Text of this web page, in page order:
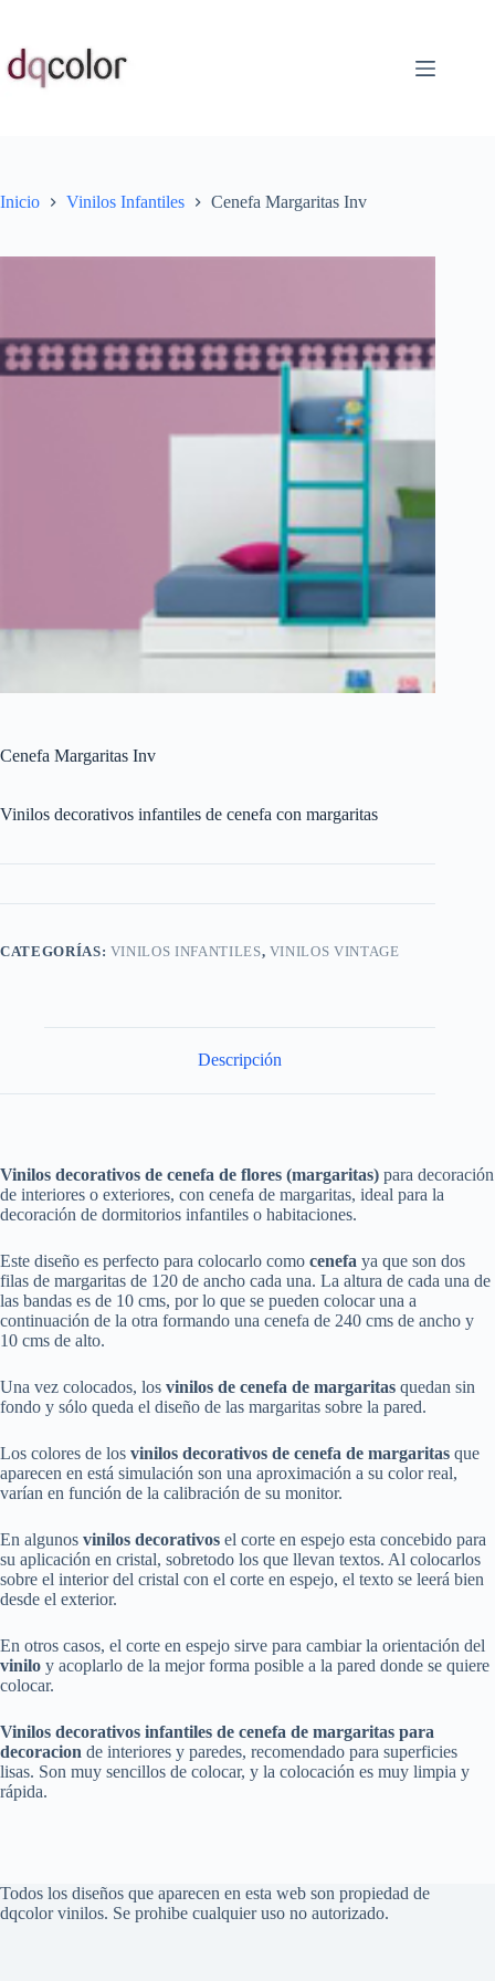
contenido
Inicio Vinilos Infantiles Cenefa Margaritas Inv
Cenefa Margaritas Inv
Vinilos decorativos infantiles de cenefa con margaritas
CATEGORÍAS: VINILOS INFANTILES, VINILOS VINTAGE
Descripción
Vinilos decorativos de cenefa de flores (margaritas) para decoración
de interiores o exteriores, con cenefa de margaritas, ideal para la
decoración de dormitorios infantiles o habitaciones.
Este diseño es perfecto para colocarlo como cenefa ya que son dos
filas de margaritas de 120 de ancho cada una. La altura de cada una de
las bandas es de 10 cms, por lo que se pueden colocar una a
continuación de la otra formando una cenefa de 240 cms de ancho y
10 cms de alto.
Una vez colocados, los vinilos de cenefa de margaritas quedan sin
fondo y sólo queda el diseño de las margaritas sobre la pared.
Los colores de los vinilos decorativos de cenefa de margaritas que
aparecen en está simulación son una aproximación a su color real,
varían en función de la calibración de su monitor.
En algunos vinilos decorativos el corte en espejo esta concebido para
su aplicación en cristal, sobretodo los que llevan textos. Al colocarlos
sobre el interior del cristal con el corte en espejo, el texto se leerá bien
desde el exterior.
En otros casos, el corte en espejo sirve para cambiar la orientación del
vinilo y acoplarlo de la mejor forma posible a la pared donde se quiere
colocar.
Vinilos decorativos infantiles de cenefa de margaritas para
decoracion de interiores y paredes, recomendado para superficies
lisas. Son muy sencillos de colocar, y la colocación es muy limpia y
rápida.
Todos los diseños que aparecen en esta web son propiedad de
dqcolor vinilos. Se prohibe cualquier uso no autorizado.